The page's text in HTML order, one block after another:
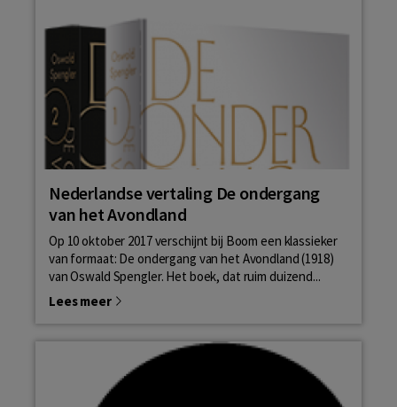
Nederlandse vertaling De ondergang
van het Avondland
Op 10 oktober 2017 verschijnt bij Boom een klassieker
van formaat: De ondergang van het Avondland (1918)
van Oswald Spengler. Het boek, dat ruim duizend...
Lees meer